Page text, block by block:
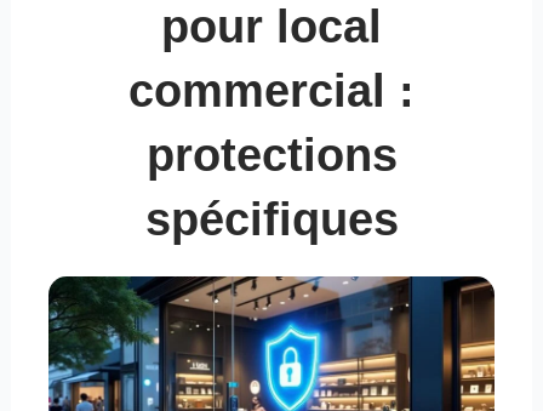
pour local
commercial :
protections
spécifiques